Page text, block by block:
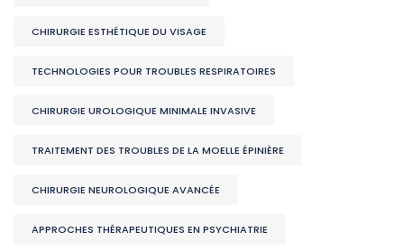
CHIRURGIE ESTHÉTIQUE DU VISAGE
TECHNOLOGIES POUR TROUBLES RESPIRATOIRES
CHIRURGIE UROLOGIQUE MINIMALE INVASIVE
TRAITEMENT DES TROUBLES DE LA MOELLE ÉPINIÈRE
CHIRURGIE NEUROLOGIQUE AVANCÉE
APPROCHES THÉRAPEUTIQUES EN PSYCHIATRIE